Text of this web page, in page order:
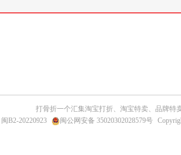
打骨折一个汇集淘宝打折、淘宝特卖、品牌特
闽B2-20220923 闽公网安备 35020302028579号